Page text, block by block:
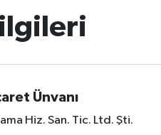
Ünvanı
Hiz. San. Tic. Ltd. Şti.